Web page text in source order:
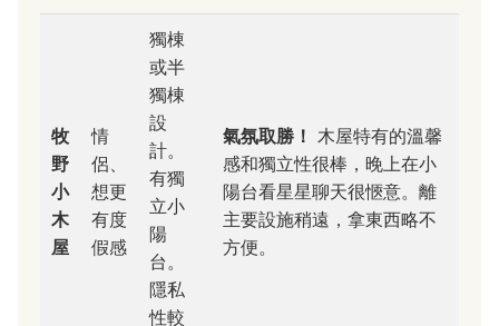
牧
野
小
木
屋
情
侶、
想更
有度
假感
獨棟
或半
獨棟
設
計。
有獨
立小
陽
台。
隱私
性較
氣氛取勝！ 木屋特有的溫馨
感和獨立性很棒，晚上在小
陽台看星星聊天很愜意。離
主要設施稍遠，拿東西略不
方便。